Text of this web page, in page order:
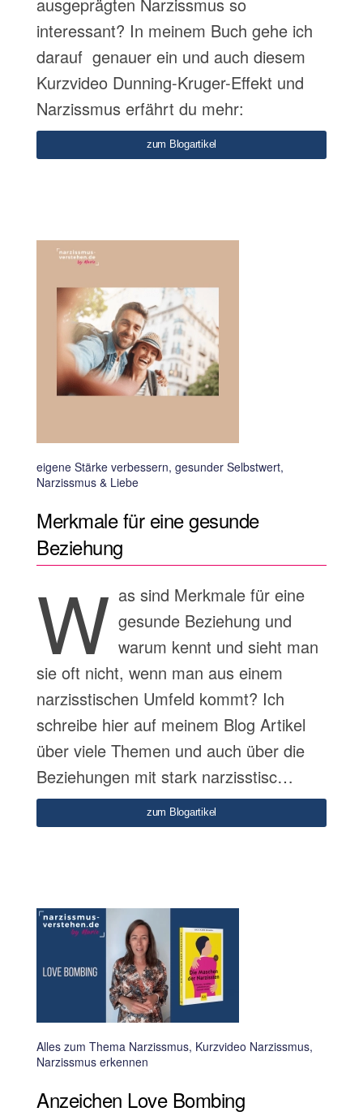
interessant? In meinem Buch gehe ich
darauf genauer ein und auch diesem
Kurzvideo Dunning-Kruger-Effekt und
Narzissmus erfährt du mehr:
zum Blogartikel
eigene Stärke verbessern, gesunder Selbstwert,
Narzissmus & Liebe
Merkmale für eine gesunde
Beziehung
W as sind Merkmale für eine
gesunde Beziehung und
warum kennt und sieht man
sie oft nicht, wenn man aus einem
narzisstischen Umfeld kommt? Ich
schreibe hier auf meinem Blog Artikel
über viele Themen und auch über die
Beziehungen mit stark narzisstisc…
zum Blogartikel
Alles zum Thema Narzissmus, Kurzvideo Narzissmus,
Narzissmus erkennen
Anzeichen Love Bombing